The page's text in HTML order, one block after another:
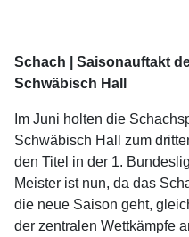
Schach | Saisonauftakt
Schwäbisch Hall
Im Juni holten die
Schwäbisch Hall zum
den Titel in der 1.
Meister ist nun, da das
die neue Saison geht,
der zentralen Wettkämpfe